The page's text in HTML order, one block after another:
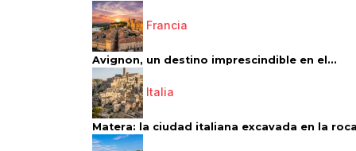
Francia
Avignon, un destino imprescindible en el...
Italia
Matera: la ciudad italiana excavada en la